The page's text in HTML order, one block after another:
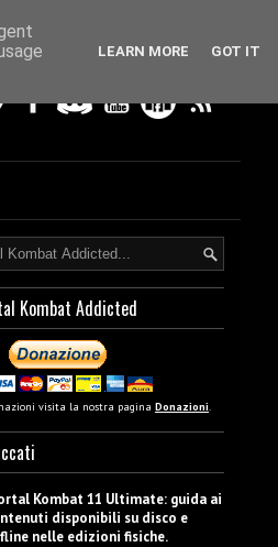
Kombat Addicted
visita la nostra pagina Donazioni.
Kombat 11 Ultimate: guida ai
disponibili su disco e
nelle edizioni fisiche.
LEARN MORE GOT IT